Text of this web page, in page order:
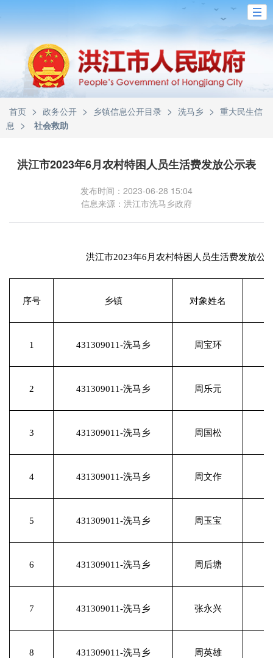
首页 > 政务公开 > 乡镇信息公开目录 > 洗马乡 > 重大民生信
息 > 社会救助
洪江市2023年6月农村特困人员生活费发放公示表
发布时间：2023-06-28 15:04
信息来源：洪江市洗马乡政府
洪江市2023年6月农村特困人员生活费发放公
序号 乡镇 对象姓名
1 431309011-洗马乡 周宝环
2 431309011-洗马乡 周乐元
3 431309011-洗马乡 周国松
4 431309011-洗马乡 周文作
5 431309011-洗马乡 周玉宝
6 431309011-洗马乡 周后塘
7 431309011-洗马乡 张永兴
8 431309011-洗马乡 周英雄